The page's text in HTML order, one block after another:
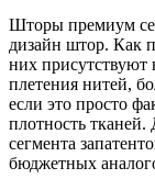
Шторы премиум
дизайн штор. Как
них присутствуют
плетения нитей,
если это просто
плотность тканей.
сегмента
бюджетных